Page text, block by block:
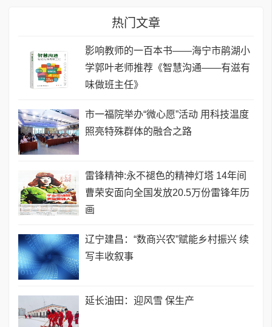
热门文章
影响教师的一百本书——海宁市鹃湖小
学郭叶老师推荐《智慧沟通——有滋有
味做班主任》
市一福院举办“微心愿”活动 用科技温度
照亮特殊群体的融合之路
雷锋精神:永不褪色的精神灯塔 ​14年间
曹荣安面向全国发放20.5万份雷锋年历
画
辽宁建昌：“数商兴农”赋能乡村振兴 续
写丰收叙事
延长油田：迎风雪 保生产